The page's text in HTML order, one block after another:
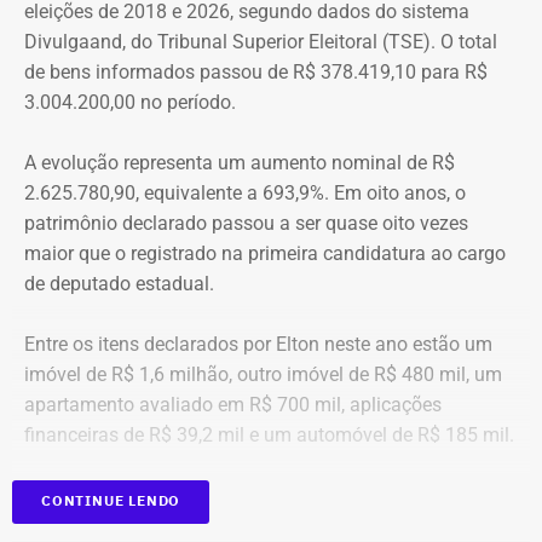
“Creio que duas coisas ainda impedem as mulheres de
seguirem adiante nesta batalha. A vergonha e o medo.
Porque é necessário ter mais do que coragem para seguir
adiante no enfrentamento à violência doméstica. Pois
primeiro é o temor de continuar viva e estar ao lado do
agressor. E o outro é o que vai acontecer com ela depois
que a denúncia for feita. Afinal, há o receio que alguma
brecha legal permita que o agressor, de alguma forma,
fique impune”, comenta.
Passados oito anos após as agrssões se tornarem
públicas nacionalmente, Cristiane cita qual o principal
item que acredita ser necessário que as autoridades
tenham mais rigor.
“A Lei Maria da Penha é muito boa. Eu fui salva graças a
eleições de 2018 e 2026, segundo dados do sistema
Divulgaand, do Tribunal Superior Eleitoral (TSE). O total
de bens informados passou de R$ 378.419,10 para R$
3.004.200,00 no período.
A evolução representa um aumento nominal de R$
2.625.780,90, equivalente a 693,9%. Em oito anos, o
patrimônio declarado passou a ser quase oito vezes
maior que o registrado na primeira candidatura ao cargo
de deputado estadual.
Entre os itens declarados por Elton neste ano estão um
imóvel de R$ 1,6 milhão, outro imóvel de R$ 480 mil, um
apartamento avaliado em R$ 700 mil, aplicações
financeiras de R$ 39,2 mil e um automóvel de R$ 185 mil.
CONTINUE LENDO